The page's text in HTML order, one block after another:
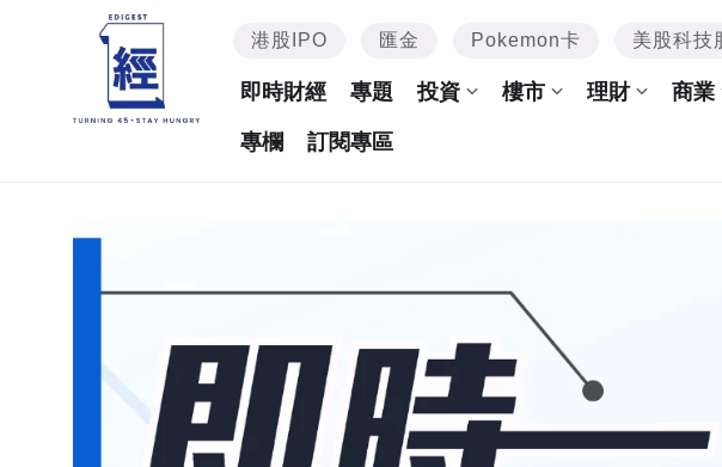
港股IPO 匯金 Pokemon卡 美股科技
即時財經 專題 投資 樓市 理財 商業
專欄 訂閱專區